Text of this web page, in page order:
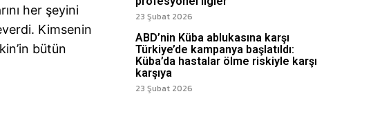
her şeyini
Kimsenin
bütün
23 Şubat 2026
ABD’nin Küba ablukasına karşı
Türkiye’de kampanya başlatıldı:
Küba’da hastalar ölme riskiyle karşı
karşıya
23 Şubat 2026